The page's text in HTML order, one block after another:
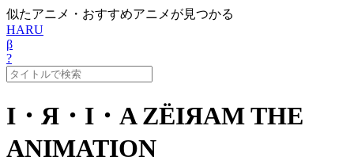
似たアニメ・おすすめアニメが見つかる
HARU
β
?
I・Я・I・A ZЁIЯAM THE
ANIMATION